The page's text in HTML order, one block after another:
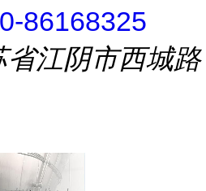
86168325
省江阴市西城路